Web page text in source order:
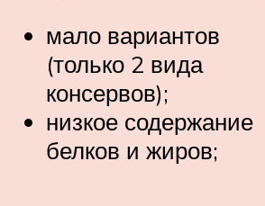
мало вариантов
(только 2 вида
консервов);
низкое содержание
белков и жиров;